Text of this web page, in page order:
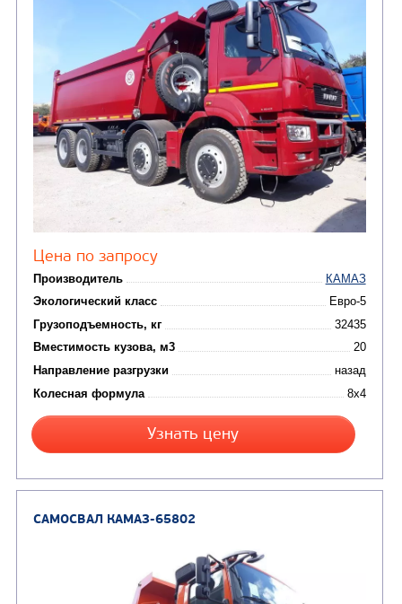
Цена по запросу
Производитель
Экологический класс
Грузоподъемность, кг
Вместимость кузова, м3
Узнать цену